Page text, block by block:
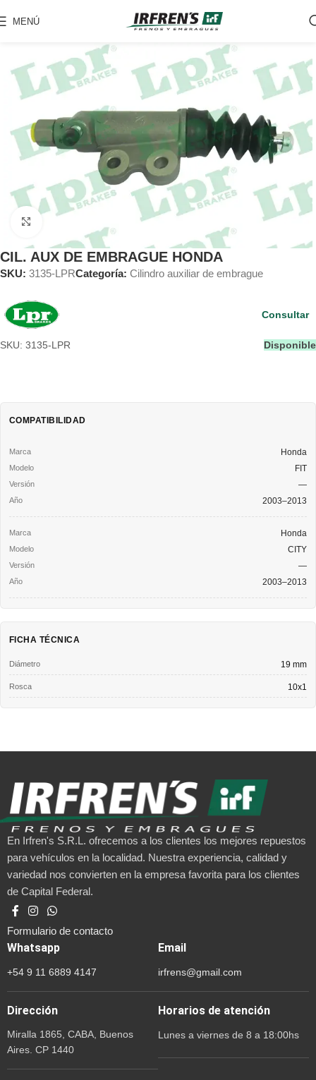
MENÚ
CIL. AUX DE EMBRAGUE HONDA
SKU: 3135-LPRCategoría: Cilindro auxiliar de embrague
SKU: 3135-LPR Disponible
Consultar
COMPATIBILIDAD
Honda
FIT
—
2003–2013
Honda
CITY
—
2003–2013
FICHA TÉCNICA
Diámetro 19 mm
Rosca 10x1
En Irfren's S.R.L. ofrecemos a los clientes los mejores repuestos
para vehículos en la localidad. Nuestra experiencia, calidad y
variedad nos convierten en la empresa favorita para los clientes
de Capital Federal.
Formulario de contacto
Whatsapp
+54 9 11 6889 4147
Email
irfrens@gmail.com
Dirección
Miralla 1865, CABA, Buenos
Aires. CP 1440
Horarios de atención
Lunes a viernes de 8 a 18:00hs